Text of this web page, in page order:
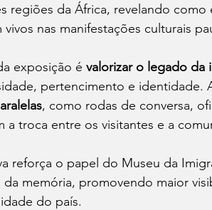
regiões da África, revelando como
nas manifestações culturais
exposição é valorizar o legado da
pertencimento e identidade.
, como rodas de conversa,
a troca entre os visitantes e a
reforça o papel do Museu da
da memória, promovendo maior
do país.